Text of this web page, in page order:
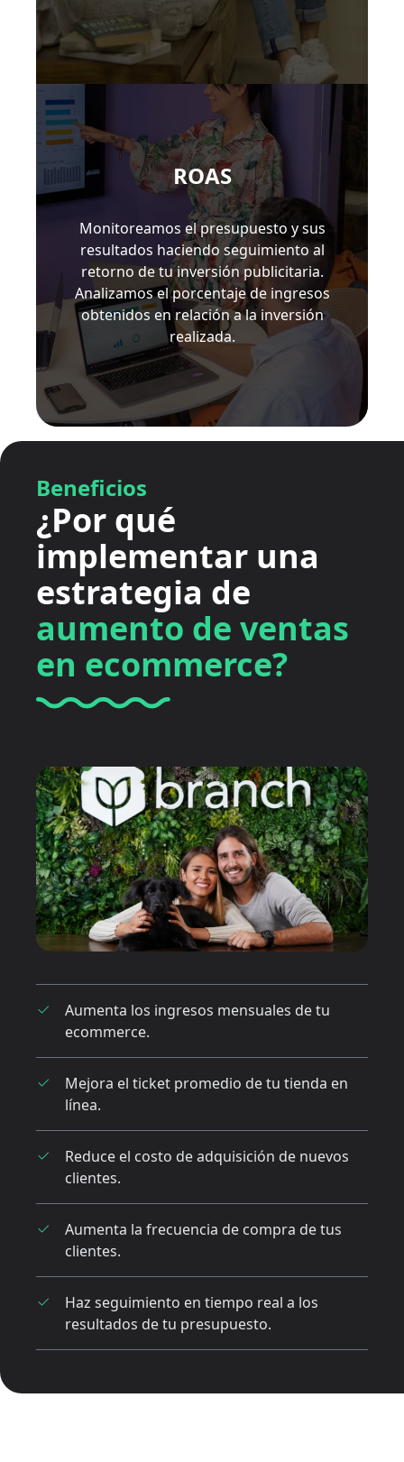
ROAS
Monitoreamos el presupuesto y sus
resultados haciendo seguimiento al
retorno de tu inversión publicitaria.
Analizamos el porcentaje de ingresos
obtenidos en relación a la inversión
realizada.
Beneficios
¿Por qué
implementar una
estrategia de
aumento de ventas
en ecommerce?
Aumenta los ingresos mensuales de tu
ecommerce.
Mejora el ticket promedio de tu tienda en
línea.
Reduce el costo de adquisición de nuevos
clientes.
Aumenta la frecuencia de compra de tus
clientes.
Haz seguimiento en tiempo real a los
resultados de tu presupuesto.